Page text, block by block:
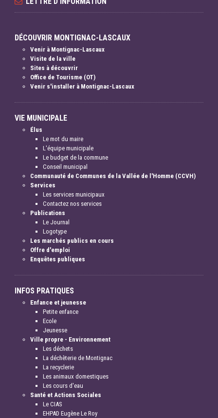
DÉCOUVRIR MONTIGNAC-LASCAUX
Venir à Montignac-Lascaux
Visite de la ville
Sites à découvrir
Office de Tourisme (OT)
Venir s'installer à Montignac-Lascaux
VIE MUNICIPALE
Élus
Le mot du maire
L'équipe municipale
Le budget de la commune
Conseil municipal
Communauté de Communes de la Vallée de l'Homme (CCVH)
Services
Les services municipaux
Contactez nos services
Publications
Le Journal
Logotype
Les marchés publics en cours
Offre d'emploi
Enquêtes publiques
INFOS PRATIQUES
Enfance et jeunesse
Petite enfance
Ecole
Jeunesse
Ville propre - Environnement
Les déchets
La déchèterie de Montignac
La recyclerie
Les animaux domestiques
Les cours d'eau
Santé et Actions Sociales
Le CIAS
EHPAD Eugène Le Roy